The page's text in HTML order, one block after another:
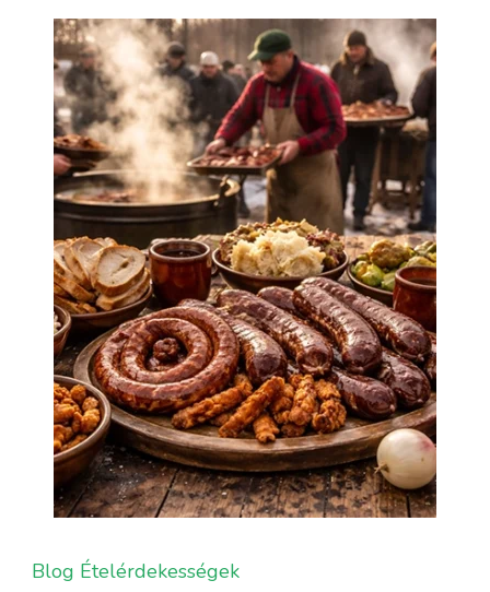
Blog Ételérdekességek